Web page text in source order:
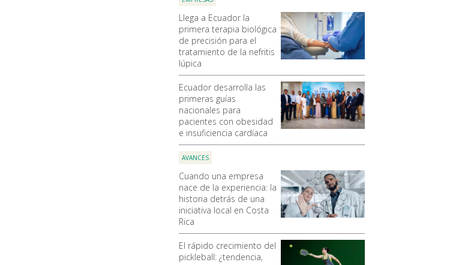
Llega a Ecuador la
primera terapia biológica
de precisión para el
tratamiento de la nefritis
lúpica
Ecuador desarrolla las
primeras guías
nacionales para
pacientes con obesidad
e insuficiencia cardíaca
AVANCES
Cuando una empresa
nace de la experiencia: la
historia detrás de una
iniciativa local en Costa
Rica
El rápido crecimiento del
pickleball: ¿tendencia,